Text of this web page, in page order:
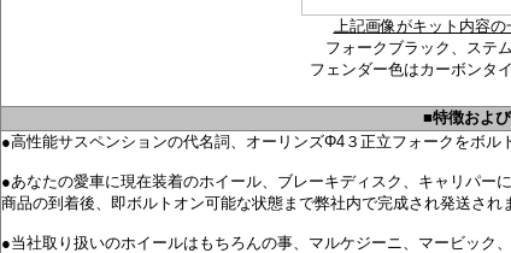
上記画像がキット内容の
フォークブラック、ステ
フェンダー色はカーボンタ
■特徴およ
●高性能サスペンションの代名詞、オーリンズΦ4３正立フォークをボル
●あなたの愛車に現在装着のホイール、ブレーキディスク、キャリパー
商品の到着後、即ボルトオン可能な状態まで弊社内で完成され発送され
●当社取り扱いのホイールはもちろんの事、マルケジーニ、マービック